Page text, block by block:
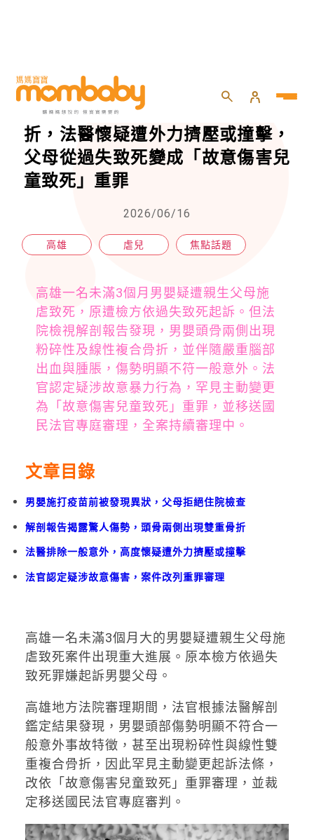
HOME 專欄 焦點話題
高雄男嬰頭骨粉碎性及線性複合骨
折，法醫懷疑遭外力擠壓或撞擊，
父母從過失致死變成「故意傷害兒
童致死」重罪
2026/06/16
高雄 虐兒 焦點話題
高雄一名未滿3個月男嬰疑遭親生父母施
虐致死，原遭檢方依過失致死起訴。但法
院檢視解剖報告發現，男嬰頭骨兩側出現
粉碎性及線性複合骨折，並伴隨嚴重腦部
出血與腫脹，傷勢明顯不符一般意外。法
官認定疑涉故意暴力行為，罕見主動變更
為「故意傷害兒童致死」重罪，並移送國
民法官專庭審理，全案持續審理中。
文章目錄
男嬰施打疫苗前被發現異狀，父母拒絕住院檢查
解剖報告揭露驚人傷勢，頭骨兩側出現雙重骨折
法醫排除一般意外，高度懷疑遭外力擠壓或撞擊
法官認定疑涉故意傷害，案件改列重罪審理
高雄一名未滿3個月大的男嬰疑遭親生父母施
虐致死案件出現重大進展。原本檢方依過失
致死罪嫌起訴男嬰父母。
高雄地方法院審理期間，法官根據法醫解剖
鑑定結果發現，男嬰頭部傷勢明顯不符合一
般意外事故特徵，甚至出現粉碎性與線性雙
重複合骨折，因此罕見主動變更起訴法條，
改依「故意傷害兒童致死」重罪審理，並裁
定移送國民法官專庭審判。